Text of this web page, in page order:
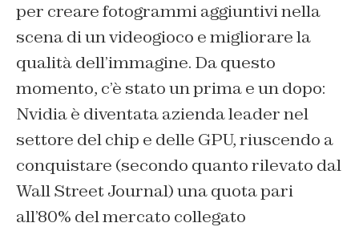
per creare fotogrammi aggiuntivi nella
scena di un videogioco e migliorare la
qualità dell’immagine. Da questo
momento, c’è stato un prima e un dopo:
Nvidia è diventata azienda leader nel
settore del chip e delle GPU, riuscendo a
conquistare (secondo quanto rilevato dal
Wall Street Journal) una quota pari
all’80% del mercato collegato